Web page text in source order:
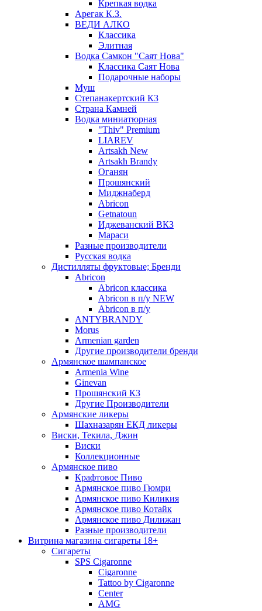
Крепкая водка
Арегак К.З.
ВЕДИ АЛКО
Классика
Элитная
Водка Самкон "Саят Нова"
Классика Саят Нова
Подарочные наборы
Муш
Степанакертский КЗ
Страна Камней
Водка миниатюрная
"Thiv" Premium
LIAREV
Artsakh New
Artsakh Brandy
Оганян
Прошянский
Миджнаберд
Abricon
Getnatoun
Иджеванский ВКЗ
Мараси
Разные производители
Русская водка
Дистилляты фруктовые; Бренди
Abricon
Abricon классика
Abricon в п/у NEW
Abricon в п/у
ANTYBRANDY
Morus
Armenian garden
Другие производители бренди
Армянское шампанское
Armenia Wine
Ginevan
Прошянский КЗ
Другие Производители
Армянские ликеры
Шахназарян ЕКД ликеры
Виски, Текила, Джин
Виски
Коллекционные
Армянское пиво
Крафтовое Пиво
Армянское пиво Гюмри
Армянское пиво Киликия
Армянское пиво Котайк
Армянское пиво Дилижан
Разные производители
Витрина магазина сигареты 18+
Cигареты
SPS Cigaronne
Сigaronne
Tattoo by Cigaronne
Center
AMG